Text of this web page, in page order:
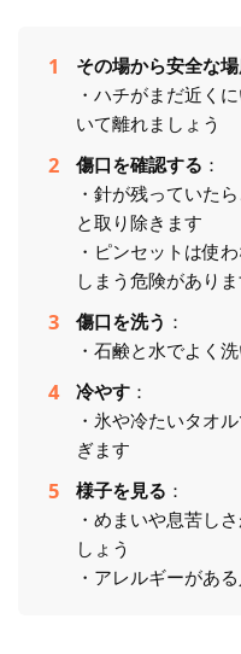
その場から安全な
・ハチがまだ近く
いて離れましょう
傷口を確認する ：
・針が残っていた
と取り除きます
・ピンセットは使
しまう危険があり
傷口を洗う ：
・石鹸と水でよく
冷やす：
・氷や冷たいタオ
ぎます
様子を見る ：
・めまいや息苦し
しょう
・アレルギーがあ